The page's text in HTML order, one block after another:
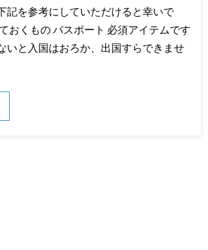
記を参考にしていただけると幸いで
おくもの パスポート 必須アイテムです
いと入国はおろか、出国すらできませ